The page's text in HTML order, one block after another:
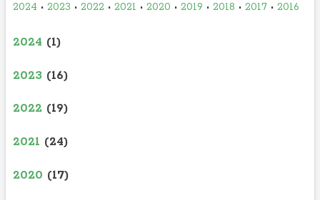
2024 • 2023 • 2022 • 2021 • 2020 • 2019 • 2018 • 2017• 2016
2024 (1)
2023 (16)
2022 (19)
2021 (24)
2020 (17)